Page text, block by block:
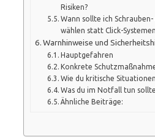
Risiken?
Wann sollte ich
wählen statt Click-
Warnhinweise und
Hauptgefahren
Konkrete
Wie du kritische
Was du im Notfall tun
Ähnliche Beiträge: